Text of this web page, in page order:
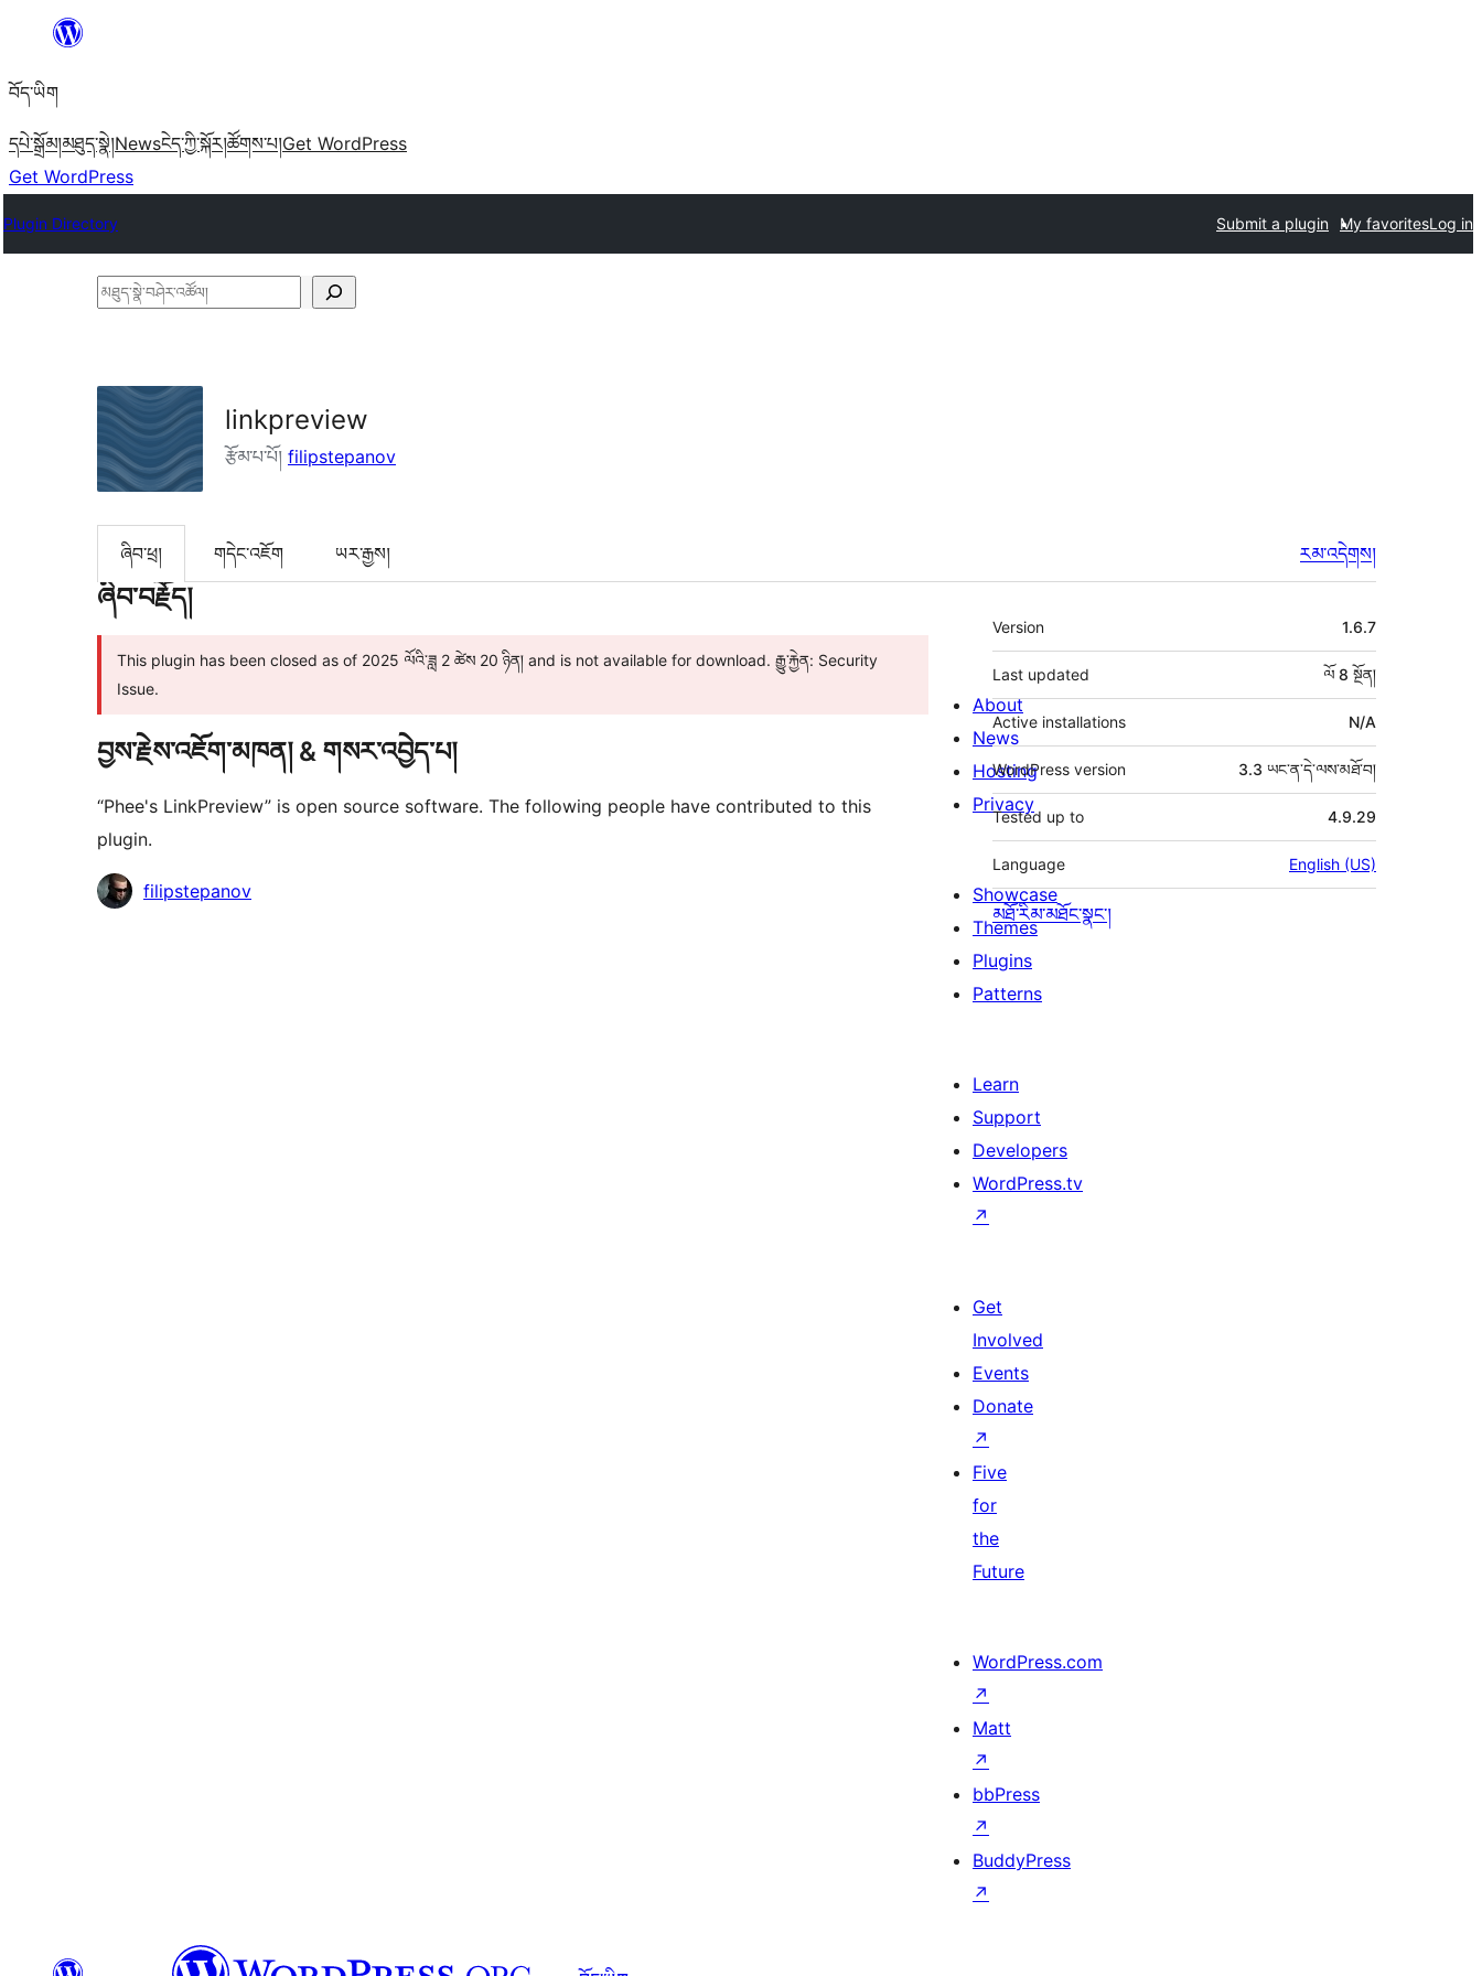
content
བོད་ཡིག
དཔེ་སྒྲོམ།མཐུད་སྣེ།Newsངེད་ཀྱི་སྐོར།ཚོགས་པ།Get WordPress
Get WordPress
Plugin Directory Submit a plugin My favoritesLog in
མཐུད་
འཚོལ།
linkpreview
རྩོམ་པ་པོ། filipstepanov
ཞིབ་ཕྲ། གདེང་འཇོག ཡར་རྒྱས། རམ་འདེགས།
ཞིབ་བརྗོད།
This plugin has been closed as of 2025 ལོའི་ཟླ 2 ཚེས 20 ཉིན། and is not available for download. རྒྱུ་རྐྱེན: Security
Issue.
བྱས་རྗེས་འཇོག་མཁན། & གསར་འབྱེད་པ།
“Phee's LinkPreview” is open source software. The following people have contributed to this
plugin.
བྱས་
filipstepanov
ཟུར་
བརྗོད།
Version 1.6.7
Last updated ལོ 8 སྔོན།
Active installations N/A
WordPress version 3.3 ཡང་ན་དེ་ལས་མཐོ་བ།
Tested up to 4.9.29
Language English (US)
མཐོ་རིམ་མཐོང་སྣང་།
About
News
Hosting
Privacy
Showcase
Themes
Plugins
Patterns
Learn
Support
Developers
WordPress.tv
↗
Get
Involved
Events
Donate
↗
Five
for
the
Future
WordPress.com
↗
Matt
↗
bbPress
↗
BuddyPress
↗